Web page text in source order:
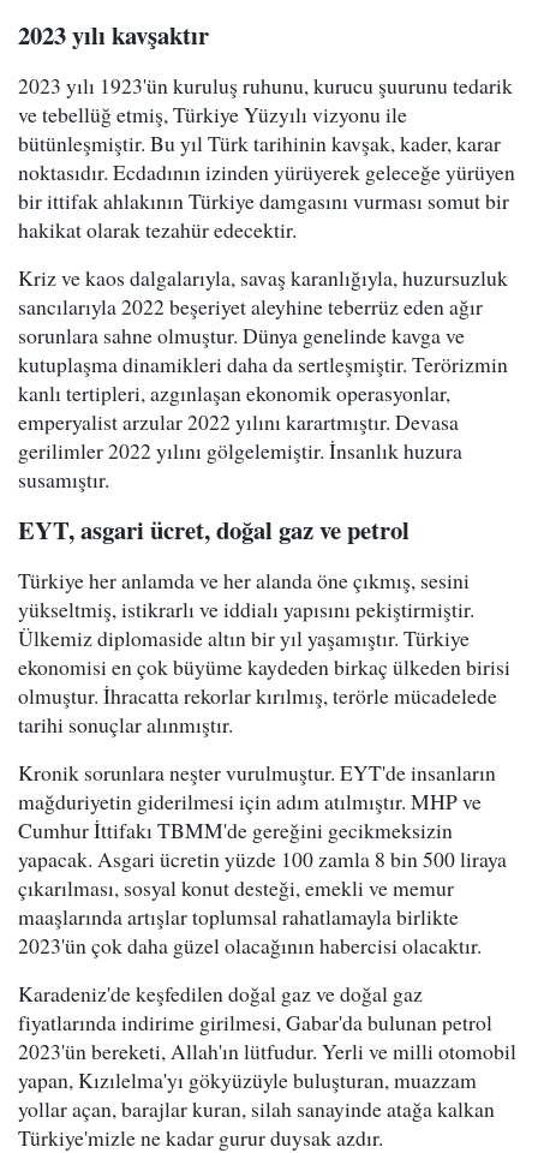
2023 yılı kavşaktır
2023 yılı 1923'ün kuruluş ruhunu, kurucu şuurunu tedarik
ve tebellüğ etmiş, Türkiye Yüzyılı vizyonu ile
bütünleşmiştir. Bu yıl Türk tarihinin kavşak, kader, karar
noktasıdır. Ecdadının izinden yürüyerek geleceğe yürüyen
bir ittifak ahlakının Türkiye damgasını vurması somut bir
hakikat olarak tezahür edecektir.
Kriz ve kaos dalgalarıyla, savaş karanlığıyla, huzursuzluk
sancılarıyla 2022 beşeriyet aleyhine teberrüz eden ağır
sorunlara sahne olmuştur. Dünya genelinde kavga ve
kutuplaşma dinamikleri daha da sertleşmiştir. Terörizmin
kanlı tertipleri, azgınlaşan ekonomik operasyonlar,
emperyalist arzular 2022 yılını karartmıştır. Devasa
gerilimler 2022 yılını gölgelemiştir. İnsanlık huzura
susamıştır.
EYT, asgari ücret, doğal gaz ve petrol
Türkiye her anlamda ve her alanda öne çıkmış, sesini
yükseltmiş, istikrarlı ve iddialı yapısını pekiştirmiştir.
Ülkemiz diplomaside altın bir yıl yaşamıştır. Türkiye
ekonomisi en çok büyüme kaydeden birkaç ülkeden birisi
olmuştur. İhracatta rekorlar kırılmış, terörle mücadelede
tarihi sonuçlar alınmıştır.
Kronik sorunlara neşter vurulmuştur. EYT'de insanların
mağduriyetin giderilmesi için adım atılmıştır. MHP ve
Cumhur İttifakı TBMM'de gereğini gecikmeksizin
yapacak. Asgari ücretin yüzde 100 zamla 8 bin 500 liraya
çıkarılması, sosyal konut desteği, emekli ve memur
maaşlarında artışlar toplumsal rahatlamayla birlikte
2023'ün çok daha güzel olacağının habercisi olacaktır.
Karadeniz'de keşfedilen doğal gaz ve doğal gaz
fiyatlarında indirime girilmesi, Gabar'da bulunan petrol
2023'ün bereketi, Allah'ın lütfudur. Yerli ve milli otomobil
yapan, Kızılelma'yı gökyüzüyle buluşturan, muazzam
yollar açan, barajlar kuran, silah sanayinde atağa kalkan
Türkiye'mizle ne kadar gurur duysak azdır.